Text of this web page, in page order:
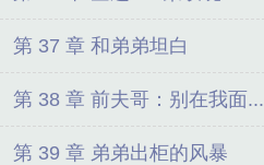
第 37 章 和弟弟坦白
第 38 章 前夫哥：别在我面...
第 39 章 弟弟出柜的风暴